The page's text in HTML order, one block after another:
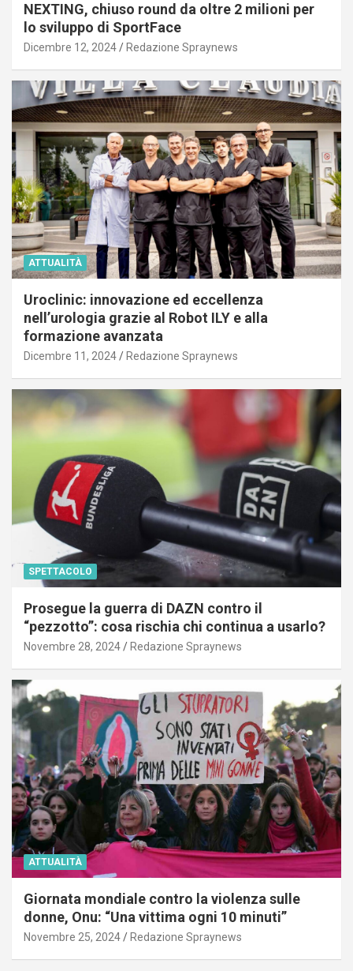
NEXTING, chiuso round da oltre 2 milioni per
lo sviluppo di SportFace
Dicembre 12, 2024 Redazione Spraynews
ATTUALITÀ
Uroclinic: innovazione ed eccellenza
nell’urologia grazie al Robot ILY e alla
formazione avanzata
Dicembre 11, 2024 Redazione Spraynews
SPETTACOLO
Prosegue la guerra di DAZN contro il
“pezzotto”: cosa rischia chi continua a usarlo?
Novembre 28, 2024 Redazione Spraynews
ATTUALITÀ
Giornata mondiale contro la violenza sulle
donne, Onu: “Una vittima ogni 10 minuti”
Novembre 25, 2024 Redazione Spraynews